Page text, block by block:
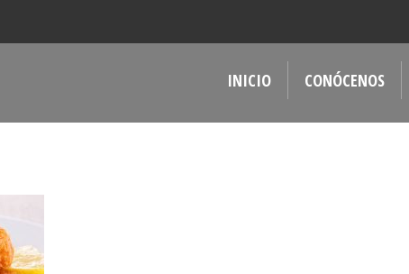
INICIO CONÓCENOS